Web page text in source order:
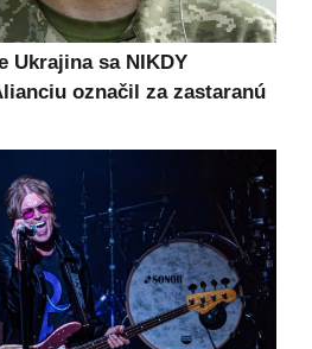
Ukrajina sa NIKDY
označil za zastaranú